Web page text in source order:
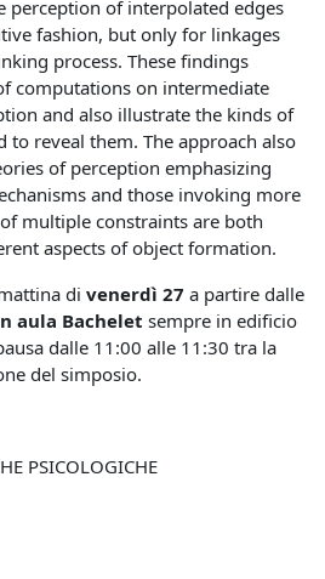
perception of interpolated edges
fashion, but only for linkages
process. These findings
computations on intermediate
and also illustrate the kinds of
to reveal them. The approach also
of perception emphasizing
and those invoking more
multiple constraints are both
aspects of object formation.
di venerdì 27 a partire dalle
aula Bachelet sempre in edificio
dalle 11:00 alle 11:30 tra la
del simposio.
PSICOLOGICHE